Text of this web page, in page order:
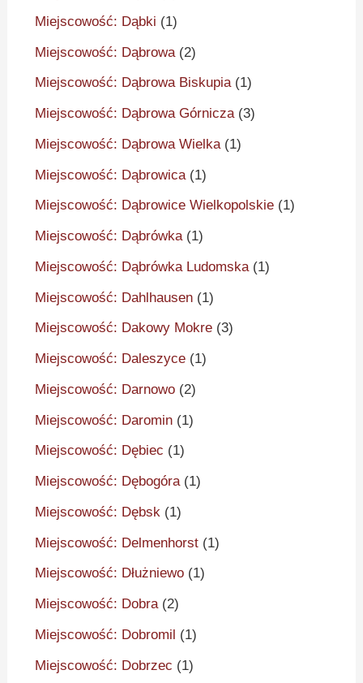
Miejscowość: Dąbki (1)
Miejscowość: Dąbrowa (2)
Miejscowość: Dąbrowa Biskupia(1)
Miejscowość: Dąbrowa Górnicza(3)
Miejscowość: Dąbrowa Wielka(1)
Miejscowość: Dąbrowica (1)
Miejscowość: Dąbrowice Wielkopolskie (1)
Miejscowość: Dąbrówka(1)
Miejscowość: Dąbrówka Ludomska(1)
Miejscowość: Dahlhausen (1)
Miejscowość: Dakowy Mokre (3)
Miejscowość: Daleszyce (1)
Miejscowość: Darnowo (2)
Miejscowość: Daromin (1)
Miejscowość: Dębiec (1)
Miejscowość: Dębogóra(1)
Miejscowość: Dębsk (1)
Miejscowość: Delmenhorst (1)
Miejscowość: Dłużniewo (1)
Miejscowość: Dobra(2)
Miejscowość: Dobromil (1)
Miejscowość: Dobrzec (1)